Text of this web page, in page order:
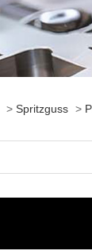
> Spritzguss >